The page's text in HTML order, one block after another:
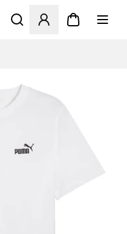
Åbner en Modal til at